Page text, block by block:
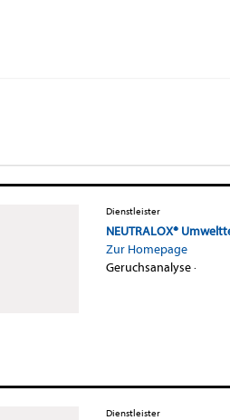
Dienstleister
NEUTRALOX®
Zur Homepage
Geruchsanalyse·
Dienstleister